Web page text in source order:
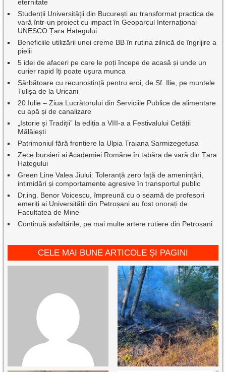
eternitate
Studenții Universității din București au transformat practica de
vară într-un proiect cu impact în Geoparcul Internațional
UNESCO Țara Hațegului
Beneficiile utilizării unei creme BB în rutina zilnică de îngrijire a
pielii
5 idei de afaceri pe care le poți începe de acasă și unde un
curier rapid îți poate ușura munca
Sărbătoare cu recunoștință pentru eroi, de Sf. Ilie, pe muntele
Tulișa de la Uricani
20 Iulie – Ziua Lucrătorului din Serviciile Publice de alimentare
cu apă și de canalizare
„Istorie și Tradiții” la ediția a VIII-a a Festivalului Cetății
Mălăiești
Patrimoniul fără frontiere la Ulpia Traiana Sarmizegetusa
Zece bursieri ai Academiei Române în tabăra de vară din Țara
Hațegului
Green Line Valea Jiului: Toleranță zero față de amenințări,
intimidări și comportamente agresive în transportul public
Dr.ing. Benor Voicescu, împreună cu o seamă de profesori
emeriți ai Universității din Petroșani au fost onorați de
Facultatea de Mine
Continuă asfaltările, pe mai multe artere rutiere din Petroșani
CELE MAI BUNE ARTICOLE ȘI PAGINI